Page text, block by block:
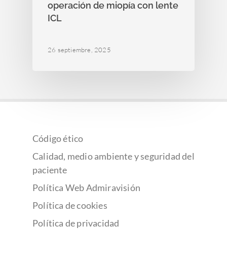
operación de miopía con lente
ICL
26 septiembre, 2025
Código ético
Calidad, medio ambiente y seguridad del
paciente
Política Web Admiravisión
Política de cookies
Política de privacidad